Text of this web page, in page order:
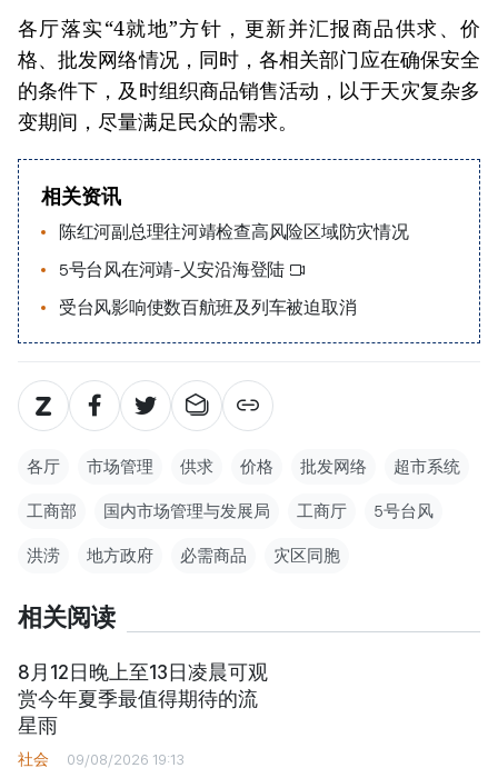
各厅落实“4就地”方针，更新并汇报商品供求、价
格、批发网络情况，同时，各相关部门应在确保安全
的条件下，及时组织商品销售活动，以于天灾复杂多
变期间，尽量满足民众的需求。
相关资讯
陈红河副总理往河靖检查高风险区域防灾情况
5号台风在河靖-乂安沿海登陆
受台风影响使数百航班及列车被迫取消
各厅 市场管理 供求 价格 批发网络 超市系统
工商部 国内市场管理与发展局 工商厅 5号台风
洪涝 地方政府 必需商品 灾区同胞
相关阅读
8月12日晚上至13日凌晨可观
赏今年夏季最值得期待的流
星雨
社会 09/08/2026 19:13